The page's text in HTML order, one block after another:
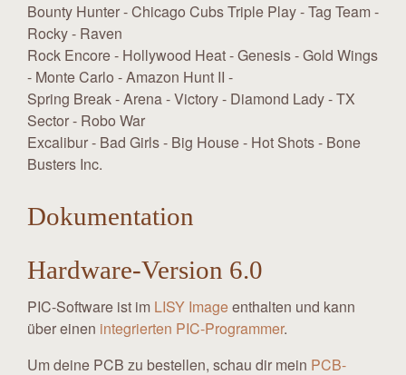
Bounty Hunter - Chicago Cubs Triple Play - Tag Team -
Rocky - Raven
Rock Encore - Hollywood Heat - Genesis - Gold Wings
- Monte Carlo - Amazon Hunt II -
Spring Break - Arena - Victory - Diamond Lady - TX
Sector - Robo War
Excalibur - Bad Girls - Big House - Hot Shots - Bone
Busters Inc.
Dokumentation
Hardware-Version 6.0
PIC-Software ist im LISY Imageenthalten und kann
über einen integrierten PIC-Programmer.
Um deine PCB zu bestellen, schau dir mein PCB-